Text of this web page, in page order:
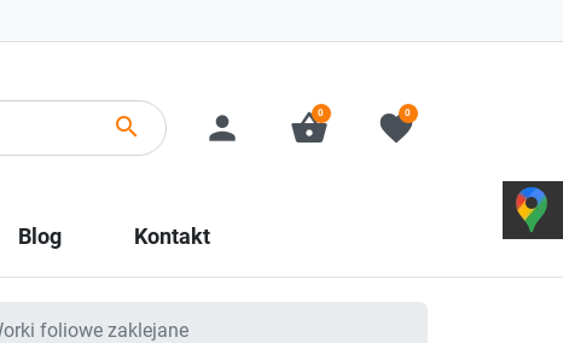
search person shopping_basket
0 favorite
0
Blog Kontakt
foliowe zaklejane